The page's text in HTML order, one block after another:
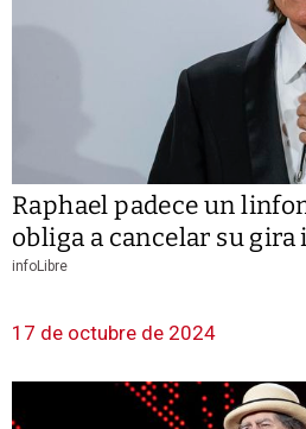
Raphael padece un
obliga a cancelar su
infoLibre
17 de octubre de 2024